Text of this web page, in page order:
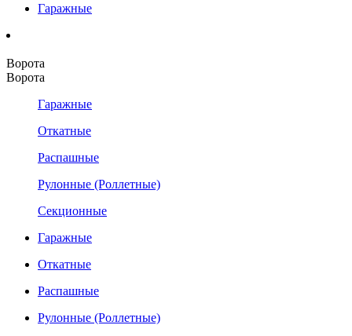
Гаражные
Ворота
Ворота
Гаражные
Откатные
Распашные
Рулонные (Роллетные)
Секционные
Гаражные
Откатные
Распашные
Рулонные (Роллетные)